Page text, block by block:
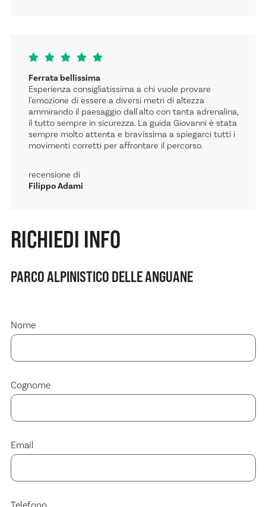
Ferrata bellissima
Esperienza consigliatissima a chi vuole provare
l'emozione di essere a diversi metri di altezza
ammirando il paesaggio dall'alto con tanta adrenalina,
il tutto sempre in sicurezza. La guida Giovanni è stata
sempre molto attenta e bravissima a spiegarci tutti i
movimenti corretti per affrontare il percorso.
recensione di
Filippo Adami
RICHIEDI INFO
PARCO ALPINISTICO DELLE ANGUANE
Nome
Cognome
Email